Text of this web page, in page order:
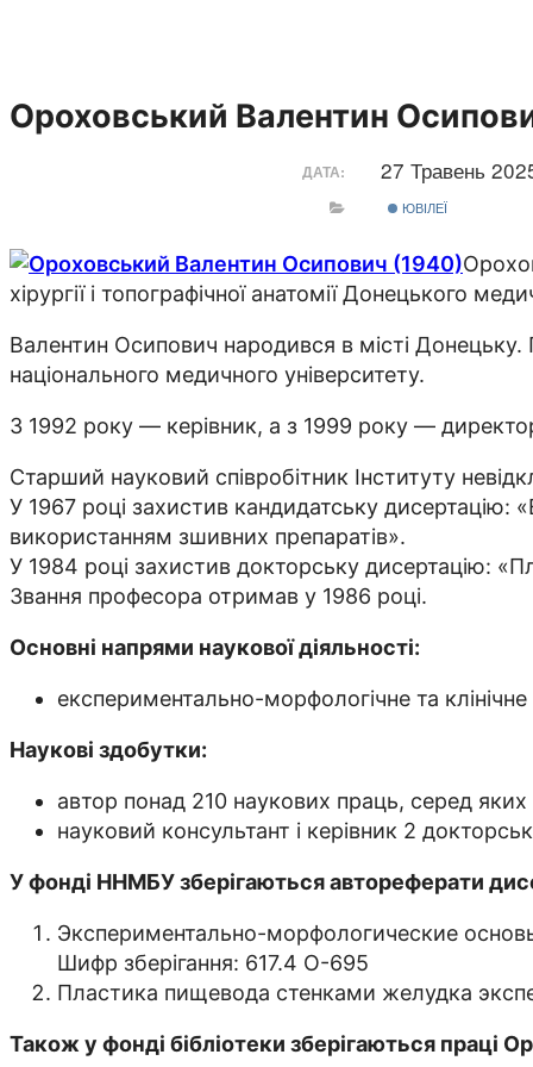
Ороховський Валентин
ДАТА: 27 Травень
ЮВІЛЕЇ
хірургії і топографічної анатомії Донецького
Валентин Осипович народився в місті Донецьку.
національного медичного університету.
З 1992 року — керівник, а з 1999 року —
Старший науковий співробітник Інституту
У 1967 році захистив кандидатську
використанням зшивних препаратів».
У 1984 році захистив докторську дисертацію:
Звання професора отримав у 1986 році.
Основні напрями наукової діяльності:
експериментально-морфологічне та
Наукові здобутки:
автор понад 210 наукових праць, серед
науковий консультант і керівник 2
У фонді ННМБУ зберігаються автореферати
Экспериментально-морфологические
Шифр зберігання: 617.4 О-695
Пластика пищевода стенками желудка
Також у фонді бібліотеки зберігаються праці